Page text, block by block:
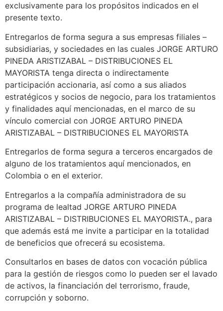
exclusivamente para los propósitos indicados en el
presente texto.
Entregarlos de forma segura a sus empresas filiales –
subsidiarias, y sociedades en las cuales JORGE ARTURO
PINEDA ARISTIZABAL – DISTRIBUCIONES EL
MAYORISTA tenga directa o indirectamente
participación accionaria, así como a sus aliados
estratégicos y socios de negocio, para los tratamientos
y finalidades aquí mencionadas, en el marco de su
vínculo comercial con JORGE ARTURO PINEDA
ARISTIZABAL – DISTRIBUCIONES EL MAYORISTA
Entregarlos de forma segura a terceros encargados de
alguno de los tratamientos aquí mencionados, en
Colombia o en el exterior.
Entregarlos a la compañía administradora de su
programa de lealtad JORGE ARTURO PINEDA
ARISTIZABAL – DISTRIBUCIONES EL MAYORISTA., para
que además está me invite a participar en la totalidad
de beneficios que ofrecerá su ecosistema.
Consultarlos en bases de datos con vocación pública
para la gestión de riesgos como lo pueden ser el lavado
de activos, la financiación del terrorismo, fraude,
corrupción y soborno.